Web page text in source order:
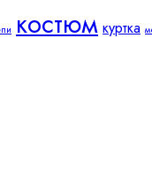
костюм куртка